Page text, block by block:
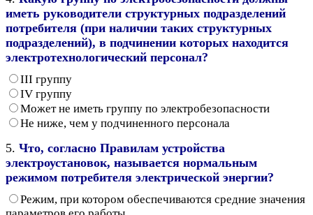
иметь руководители структурных подразделений
потребителя (при наличии таких структурных
подразделений), в подчинении которых находится
электротехнологический персонал?
III группу
IV группу
Может не иметь группу по электробезопасности
Не ниже, чем у подчиненного персонала
5. Что, согласно Правилам устройства
электроустановок, называется нормальным
режимом потребителя электрической энергии?
Режим, при котором обеспечиваются средние значения